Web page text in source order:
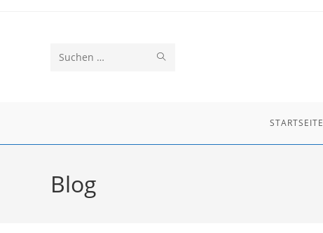
Diese
STARTSEITE
Blog